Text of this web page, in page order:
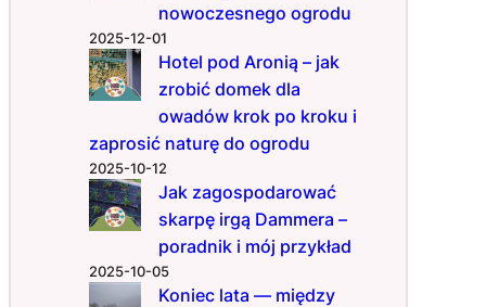
o
w
e
u
a
n
nowoczesnego ogrodu
2025-12-01
Hotel pod Aronią – jak
zrobić domek dla
owadów krok po kroku i
zaprosić naturę do ogrodu
2025-10-12
Jak zagospodarować
skarpę irgą Dammera –
poradnik i mój przykład
2025-10-05
Koniec lata — między